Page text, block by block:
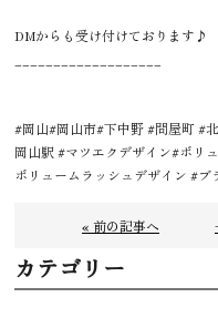
DMからも受け付けております♪
#岡山#岡山市#下中野 #問屋町 #
岡山駅 #マツエクデザイン#ボリ
ボリュームラッシュデザイン #
« 前の記事へ
カテゴリー